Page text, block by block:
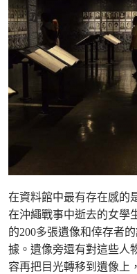
在資料館中最有存在感的
在沖繩戰事中逝去的女學
的200多張遺像和倖存者
據。遺像旁還有對這些人
容再把目光轉移到遺像上